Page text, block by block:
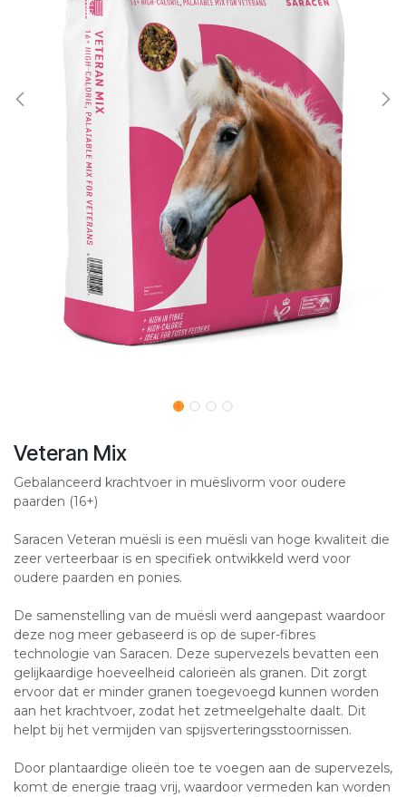
Veteran Mix
Gebalanceerd krachtvoer in muëslivorm voor oudere
paarden (16+)
Saracen Veteran muësli is een muësli van hoge kwaliteit die
zeer verteerbaar is en specifiek ontwikkeld werd voor
oudere paarden en ponies.
De samenstelling van de muësli werd aangepast waardoor
deze nog meer gebaseerd is op de super-fibres
technologie van Saracen. Deze supervezels bevatten een
gelijkaardige hoeveelheid calorieën als granen. Dit zorgt
ervoor dat er minder granen toegevoegd kunnen worden
aan het krachtvoer, zodat het zetmeelgehalte daalt. Dit
helpt bij het vermijden van spijsverteringsstoornissen.
Door plantaardige olieën toe te voegen aan de supervezels,
komt de energie traag vrij, waardoor vermeden kan worden